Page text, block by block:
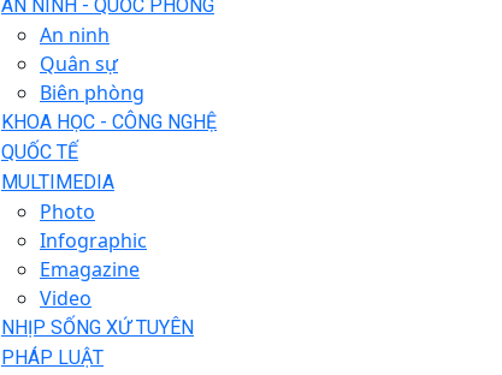
AN NINH - QUỐC PHÒNG
An ninh
Quân sự
Biên phòng
KHOA HỌC - CÔNG NGHỆ
QUỐC TẾ
MULTIMEDIA
Photo
Infographic
Emagazine
Video
NHỊP SỐNG XỨ TUYÊN
PHÁP LUẬT